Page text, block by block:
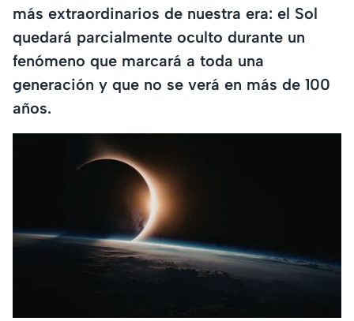
más extraordinarios de nuestra era: el Sol
quedará parcialmente oculto durante un
fenómeno que marcará a toda una
generación y que no se verá en más de 100
años.